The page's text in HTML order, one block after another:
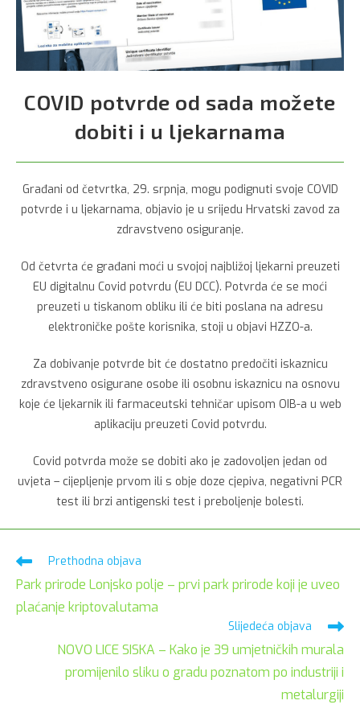
COVID potvrde od sada možete
dobiti i u ljekarnama
Građani od četvrtka, 29. srpnja, mogu podignuti svoje COVID
potvrde i u ljekarnama, objavio je u srijedu Hrvatski zavod za
zdravstveno osiguranje.
Od četvrta će građani moći u svojoj najbližoj ljekarni preuzeti
EU digitalnu Covid potvrdu (EU DCC). Potvrda će se moći
preuzeti u tiskanom obliku ili će biti poslana na adresu
elektroničke pošte korisnika, stoji u objavi HZZO-a.
Za dobivanje potvrde bit će dostatno predočiti iskaznicu
zdravstveno osigurane osobe ili osobnu iskaznicu na osnovu
koje će ljekarnik ili farmaceutski tehničar upisom OIB-a u web
aplikaciju preuzeti Covid potvrdu.
Covid potvrda može se dobiti ako je zadovoljen jedan od
uvjeta – cijepljenje prvom ili s obje doze cjepiva, negativni PCR
test ili brzi antigenski test i preboljenje bolesti.
Pročitaj
više
članaka
Prethodna objava
Park prirode Lonjsko polje – prvi park prirode koji je uveo
plaćanje kriptovalutama
Slijedeća objava
NOVO LICE SISKA – Kako je 39 umjetničkih murala
promijenilo sliku o gradu poznatom po industriji i
metalurgiji